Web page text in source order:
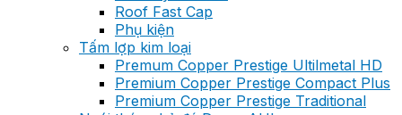
Roof Fast Cap
Phụ kiện
Tấm lợp kim loại
Premum Copper Prestige Ultilmetal HD
Premium Copper Prestige Compact Plus
Premium Copper Prestige Traditional